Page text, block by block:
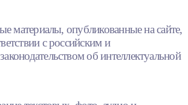
материалы, опубликованные на сайте,
с российским и
об интеллектуальной